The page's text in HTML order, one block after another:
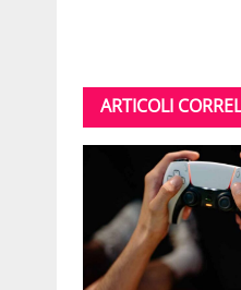
ARTICOLI